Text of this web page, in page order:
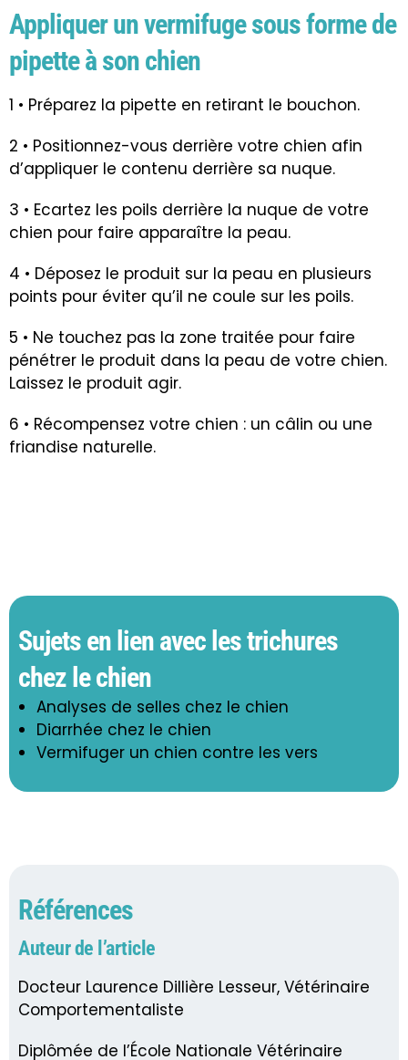
Appliquer un vermifuge sous forme de
pipette à son chien
1 • Préparez la pipette en retirant le bouchon.
2 • Positionnez-vous derrière votre chien afin
d’appliquer le contenu derrière sa nuque.
3 • Ecartez les poils derrière la nuque de votre
chien pour faire apparaître la peau.
4 • Déposez le produit sur la peau en plusieurs
points pour éviter qu’il ne coule sur les poils.
5 • Ne touchez pas la zone traitée pour faire
pénétrer le produit dans la peau de votre chien.
Laissez le produit agir.
6 • Récompensez votre chien : un câlin ou une
friandise naturelle.
Sujets en lien avec les trichures
chez le chien
Analyses de selles chez le chien
Diarrhée chez le chien
Vermifuger un chien contre les vers
Références
Auteur de l’article
Docteur Laurence Dillière Lesseur, Vétérinaire
Comportementaliste
Diplômée de l’École Nationale Vétérinaire